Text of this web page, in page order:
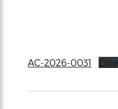
AC-2026-0031